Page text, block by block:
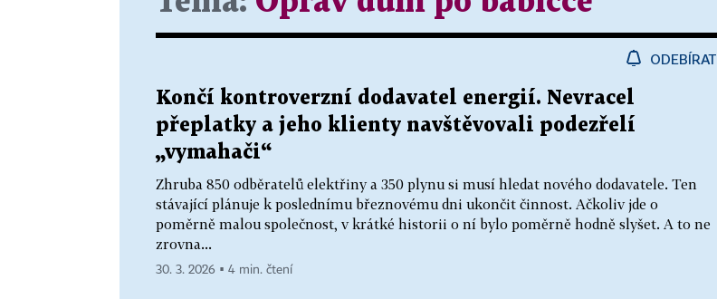
ODEBÍRAT
Končí kontroverzní dodavatel energií. Nevracel
přeplatky a jeho klienty navštěvovali podezřelí
„vymahači“
Zhruba 850 odběratelů elektřiny a 350 plynu si musí hledat nového dodavatele. Ten
stávající plánuje k poslednímu březnovému dni ukončit činnost. Ačkoliv jde o
poměrně malou společnost, v krátké historii o ní bylo poměrně hodně slyšet. A to ne
zrovna...
30. 3. 2026 ▪ 4 min. čtení